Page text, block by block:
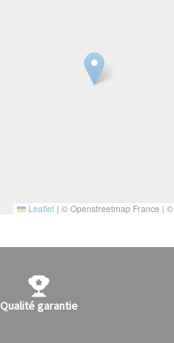
Leaflet | © Openstreetmap France | ©
Qualité garantie